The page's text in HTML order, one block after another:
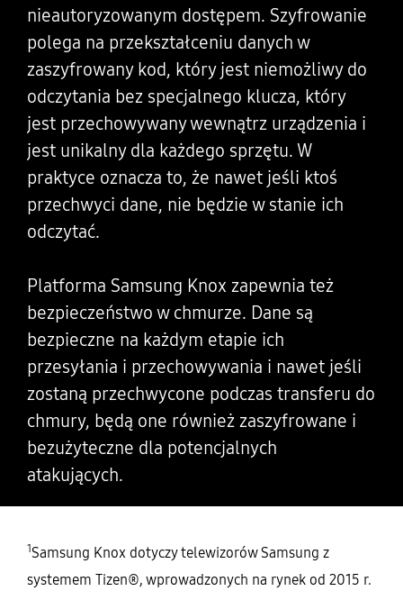
nieautoryzowanym dostępem. Szyfrowanie
polega na przekształceniu danych w
zaszyfrowany kod, który jest niemożliwy do
odczytania bez specjalnego klucza, który
jest przechowywany wewnątrz urządzenia i
jest unikalny dla każdego sprzętu. W
praktyce oznacza to, że nawet jeśli ktoś
przechwyci dane, nie będzie w stanie ich
odczytać.
Platforma Samsung Knox zapewnia też
bezpieczeństwo w chmurze. Dane są
bezpieczne na każdym etapie ich
przesyłania i przechowywania i nawet jeśli
zostaną przechwycone podczas transferu do
chmury, będą one również zaszyfrowane i
bezużyteczne dla potencjalnych
atakujących.
1Samsung Knox dotyczy telewizorów Samsung z
systemem Tizen®, wprowadzonych na rynek od 2015 r.